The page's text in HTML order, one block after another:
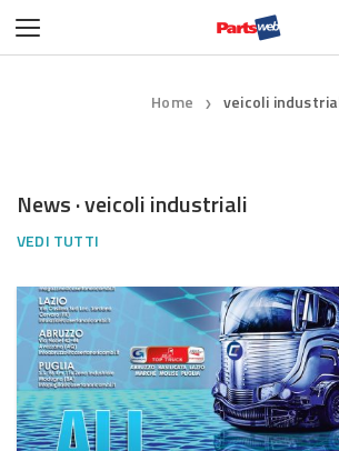
Home ❯ veicoli
News · veicoli industriali
VEDI TUTTI